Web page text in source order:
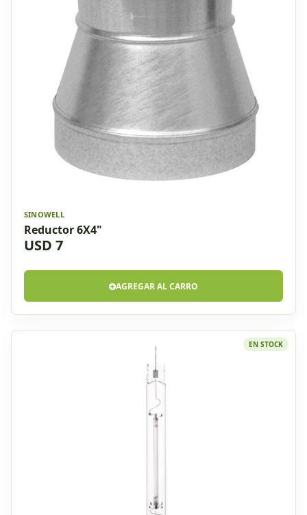
SINOWELL
Reductor 6X4"
USD 7
AGREGAR AL CARRO
EN STOCK